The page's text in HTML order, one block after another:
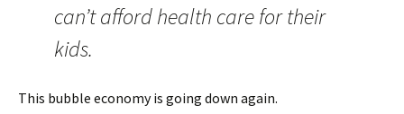
can’t afford health care for their
kids.
This bubble economy is going down again.